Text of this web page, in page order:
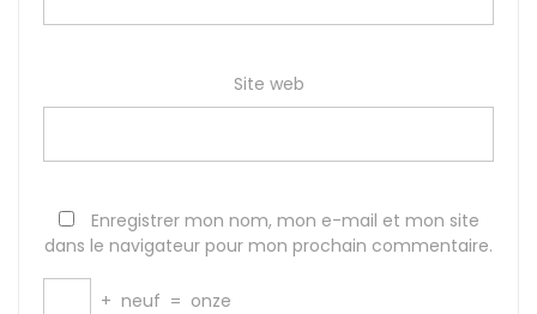
Site web
Enregistrer mon nom, mon e-mail et mon site
dans le navigateur pour mon prochain commentaire.
+ neuf = onze